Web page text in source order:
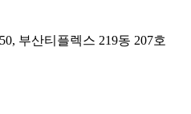
부산티플렉스 219동 207호